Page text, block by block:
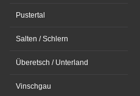
Pustertal
Salten / Schlern
Überetsch / Unterland
Vinschgau